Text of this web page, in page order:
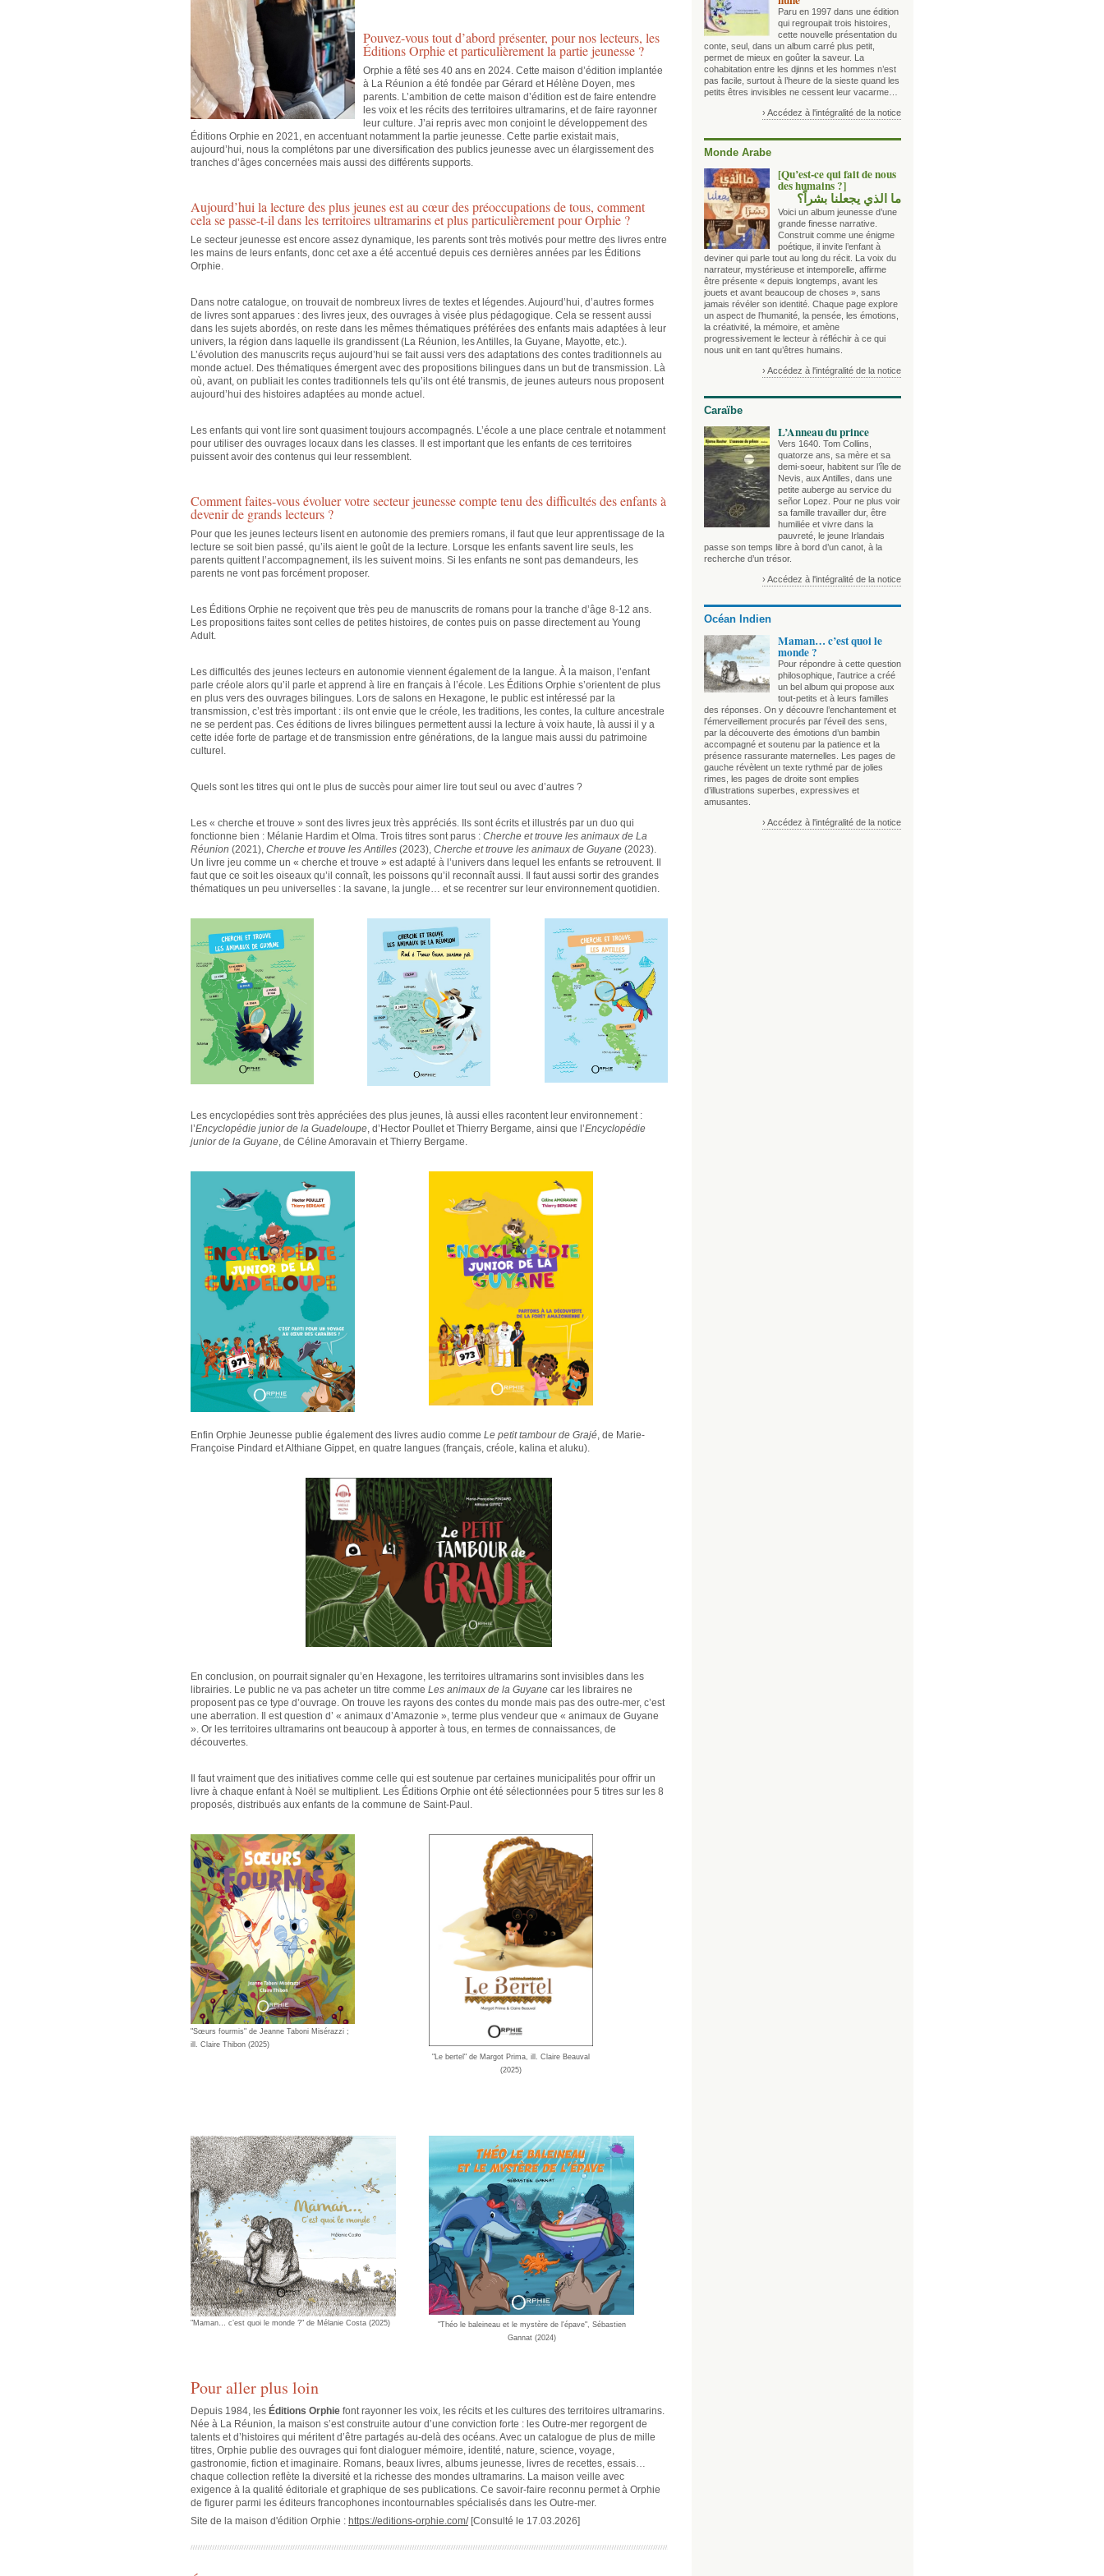
Pouvez-vous tout d’abord présenter, pour nos lecteurs, les
Éditions Orphie et particulièrement la partie jeunesse ?
Orphie a fêté ses 40 ans en 2024. Cette maison d’édition implantée
à La Réunion a été fondée par Gérard et Hélène Doyen, mes
parents. L’ambition de cette maison d’édition est de faire entendre
les voix et les récits des territoires ultramarins, et de faire rayonner
leur culture. J’ai repris avec mon conjoint le développement des
Éditions Orphie en 2021, en accentuant notamment la partie jeunesse. Cette partie existait mais,
aujourd’hui, nous la complétons par une diversification des publics jeunesse avec un élargissement des
tranches d’âges concernées mais aussi des différents supports.
Aujourd’hui la lecture des plus jeunes est au cœur des préoccupations de tous, comment
cela se passe-t-il dans les territoires ultramarins et plus particulièrement pour Orphie ?
Le secteur jeunesse est encore assez dynamique, les parents sont très motivés pour mettre des livres entre
les mains de leurs enfants, donc cet axe a été accentué depuis ces dernières années par les Éditions
Orphie.
Dans notre catalogue, on trouvait de nombreux livres de textes et légendes. Aujourd’hui, d’autres formes
de livres sont apparues : des livres jeux, des ouvrages à visée plus pédagogique. Cela se ressent aussi
dans les sujets abordés, on reste dans les mêmes thématiques préférées des enfants mais adaptées à leur
univers, la région dans laquelle ils grandissent (La Réunion, les Antilles, la Guyane, Mayotte, etc.).
L’évolution des manuscrits reçus aujourd’hui se fait aussi vers des adaptations des contes traditionnels au
monde actuel. Des thématiques émergent avec des propositions bilingues dans un but de transmission. Là
où, avant, on publiait les contes traditionnels tels qu’ils ont été transmis, de jeunes auteurs nous proposent
aujourd’hui des histoires adaptées au monde actuel.
Les enfants qui vont lire sont quasiment toujours accompagnés. L’école a une place centrale et notamment
pour utiliser des ouvrages locaux dans les classes. Il est important que les enfants de ces territoires
puissent avoir des contenus qui leur ressemblent.
Comment faites-vous évoluer votre secteur jeunesse compte tenu des difficultés des enfants à
devenir de grands lecteurs ?
Pour que les jeunes lecteurs lisent en autonomie des premiers romans, il faut que leur apprentissage de la
lecture se soit bien passé, qu’ils aient le goût de la lecture. Lorsque les enfants savent lire seuls, les
parents quittent l’accompagnement, ils les suivent moins. Si les enfants ne sont pas demandeurs, les
parents ne vont pas forcément proposer.
Les Éditions Orphie ne reçoivent que très peu de manuscrits de romans pour la tranche d’âge 8-12 ans.
Les propositions faites sont celles de petites histoires, de contes puis on passe directement au Young
Adult.
Les difficultés des jeunes lecteurs en autonomie viennent également de la langue. À la maison, l’enfant
parle créole alors qu’il parle et apprend à lire en français à l’école. Les Éditions Orphie s’orientent de plus
en plus vers des ouvrages bilingues. Lors de salons en Hexagone, le public est intéressé par la
transmission, c’est très important : ils ont envie que le créole, les traditions, les contes, la culture ancestrale
ne se perdent pas. Ces éditions de livres bilingues permettent aussi la lecture à voix haute, là aussi il y a
cette idée forte de partage et de transmission entre générations, de la langue mais aussi du patrimoine
culturel.
Quels sont les titres qui ont le plus de succès pour aimer lire tout seul ou avec d’autres ?
Les « cherche et trouve » sont des livres jeux très appréciés. Ils sont écrits et illustrés par un duo qui
fonctionne bien : Mélanie Hardim et Olma. Trois titres sont parus : Cherche et trouve les animaux de La
Réunion (2021), Cherche et trouve les Antilles (2023), Cherche et trouve les animaux de Guyane (2023).
Un livre jeu comme un « cherche et trouve » est adapté à l’univers dans lequel les enfants se retrouvent. Il
faut que ce soit les oiseaux qu’il connaît, les poissons qu’il reconnaît aussi. Il faut aussi sortir des grandes
thématiques un peu universelles : la savane, la jungle… et se recentrer sur leur environnement quotidien.
Les encyclopédies sont très appréciées des plus jeunes, là aussi elles racontent leur environnement :
l’Encyclopédie junior de la Guadeloupe, d’Hector Poullet et Thierry Bergame, ainsi que l’Encyclopédie
junior de la Guyane, de Céline Amoravain et Thierry Bergame.
Enfin Orphie Jeunesse publie également des livres audio comme Le petit tambour de Grajé, de Marie-
Françoise Pindard et Althiane Gippet, en quatre langues (français, créole, kalina et aluku).
En conclusion, on pourrait signaler qu’en Hexagone, les territoires ultramarins sont invisibles dans les
librairies. Le public ne va pas acheter un titre comme Les animaux de la Guyane car les libraires ne
proposent pas ce type d’ouvrage. On trouve les rayons des contes du monde mais pas des outre-mer, c’est
une aberration. Il est question d’ « animaux d’Amazonie », terme plus vendeur que « animaux de Guyane
». Or les territoires ultramarins ont beaucoup à apporter à tous, en termes de connaissances, de
découvertes.
Il faut vraiment que des initiatives comme celle qui est soutenue par certaines municipalités pour offrir un
livre à chaque enfant à Noël se multiplient. Les Éditions Orphie ont été sélectionnées pour 5 titres sur les 8
proposés, distribués aux enfants de la commune de Saint-Paul.
"Sœurs fourmis" de Jeanne Taboni Misérazzi ;
ill. Claire Thibon (2025)
"Le bertel" de Margot Prima, ill. Claire Beauval
(2025)
"Maman… c’est quoi le monde ?" de Mélanie Costa (2025)
"Théo le baleineau et le mystère de l'épave", Sébastien
Gannat (2024)
Pour aller plus loin
Depuis 1984, les Éditions Orphie font rayonner les voix, les récits et les cultures des territoires ultramarins.
Née à La Réunion, la maison s’est construite autour d’une conviction forte : les Outre-mer regorgent de
talents et d’histoires qui méritent d’être partagés au-delà des océans. Avec un catalogue de plus de mille
titres, Orphie publie des ouvrages qui font dialoguer mémoire, identité, nature, science, voyage,
gastronomie, fiction et imaginaire. Romans, beaux livres, albums jeunesse, livres de recettes, essais…
chaque collection reflète la diversité et la richesse des mondes ultramarins. La maison veille avec
exigence à la qualité éditoriale et graphique de ses publications. Ce savoir-faire reconnu permet à Orphie
de figurer parmi les éditeurs francophones incontournables spécialisés dans les Outre-mer.
Site de la maison d'édition Orphie : https://editions-orphie.com/[Consulté le 17.03.2026]
Paru en 1997 dans une édition
qui regroupait trois histoires,
cette nouvelle présentation du
conte, seul, dans un album carré plus petit,
permet de mieux en goûter la saveur. La
cohabitation entre les djinns et les hommes n’est
pas facile, surtout à l’heure de la sieste quand les
petits êtres invisibles ne cessent leur vacarme…
› Accédez à l'intégralité de la notice
Monde Arabe
[Qu’est-ce qui fait de nous
des humains ?]
ما الذي يجعلنا بشراً؟
Voici un album jeunesse d’une
grande finesse narrative.
Construit comme une énigme
poétique, il invite l’enfant à
deviner qui parle tout au long du récit. La voix du
narrateur, mystérieuse et intemporelle, affirme
être présente « depuis longtemps, avant les
jouets et avant beaucoup de choses », sans
jamais révéler son identité. Chaque page explore
un aspect de l’humanité, la pensée, les émotions,
la créativité, la mémoire, et amène
progressivement le lecteur à réfléchir à ce qui
nous unit en tant qu’êtres humains.
› Accédez à l'intégralité de la notice
Caraïbe
L’Anneau du prince
Vers 1640. Tom Collins,
quatorze ans, sa mère et sa
demi-soeur, habitent sur l’île de
Nevis, aux Antilles, dans une
petite auberge au service du
señor Lopez. Pour ne plus voir
sa famille travailler dur, être
humiliée et vivre dans la
pauvreté, le jeune Irlandais
passe son temps libre à bord d’un canot, à la
recherche d’un trésor.
› Accédez à l'intégralité de la notice
Océan Indien
Maman… c’est quoi le
monde ?
Pour répondre à cette question
philosophique, l’autrice a créé
un bel album qui propose aux
tout-petits et à leurs familles
des réponses. On y découvre l’enchantement et
l’émerveillement procurés par l’éveil des sens,
par la découverte des émotions d’un bambin
accompagné et soutenu par la patience et la
présence rassurante maternelles. Les pages de
gauche révèlent un texte rythmé par de jolies
rimes, les pages de droite sont emplies
d’illustrations superbes, expressives et
amusantes.
› Accédez à l'intégralité de la notice